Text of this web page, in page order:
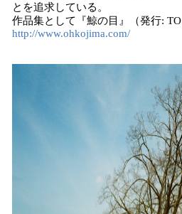
とを追求している。
作品集として『鯨の目』（発行: TO
http://www.ohkojima.com/